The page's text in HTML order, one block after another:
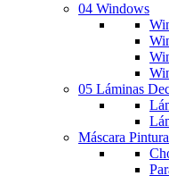
04 Windows
05 Láminas
Máscara